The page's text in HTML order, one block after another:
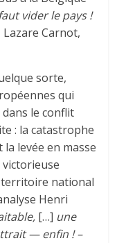
vider le pays !
Carnot,
sorte,
qui
le conflit
: la catastrophe
levée en masse
territoire national
Henri
[…] une
— enfin ! –